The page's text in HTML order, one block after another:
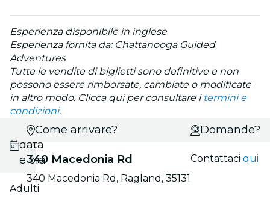
Esperienza disponibile in inglese
Esperienza fornita da: Chattanooga Guided
Adventures
Tutte le vendite di biglietti sono definitive e non
possono essere rimborsate, cambiate o modificate
in altro modo. Clicca qui per consultare i termini e
condizioni.
Scegli
data
e ora
Adulti
Come arrivare?
340 Macedonia Rd
340 Macedonia Rd, Ragland, 35131
Domande?
Contattaciqui